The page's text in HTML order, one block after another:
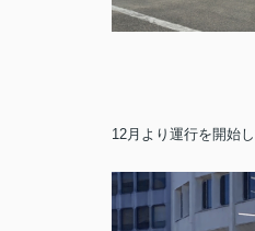
12月より運行を開始